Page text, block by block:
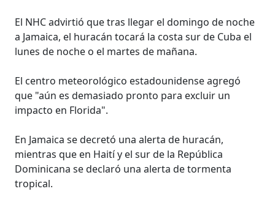
El NHC advirtió que tras llegar el domingo de noche
a Jamaica, el huracán tocará la costa sur de Cuba el
lunes de noche o el martes de mañana.
El centro meteorológico estadounidense agregó
que "aún es demasiado pronto para excluir un
impacto en Florida".
En Jamaica se decretó una alerta de huracán,
mientras que en Haití y el sur de la República
Dominicana se declaró una alerta de tormenta
tropical.